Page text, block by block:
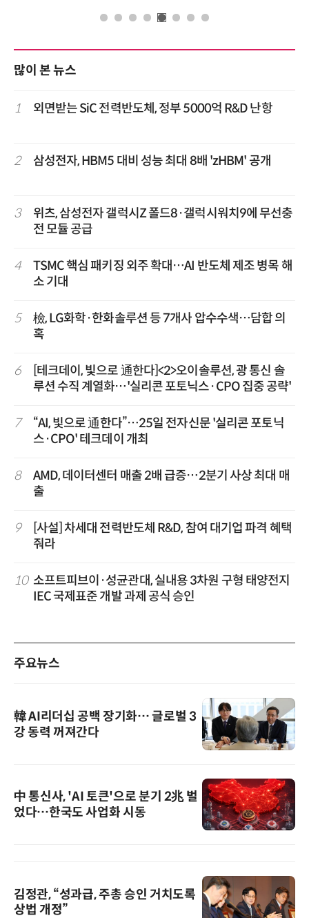
많이 본 뉴스
1 외면받는 SiC 전력반도체, 정부 5000억 R&D 난항
2 삼성전자, HBM5 대비 성능 최대 8배 'zHBM' 공개
3
위츠, 삼성전자 갤럭시Z 폴드8·갤럭시워치9에 무선충
전 모듈 공급
4
TSMC 핵심 패키징 외주 확대…AI 반도체 제조 병목 해
소 기대
5
檢, LG화학·한화솔루션 등 7개사 압수수색…담합 의
혹
6
[테크데이, 빛으로 通한다]<2>오이솔루션, 광 통신 솔
루션 수직 계열화…'실리콘 포토닉스·CPO 집중 공략'
7
“AI, 빛으로 通한다”…25일 전자신문 '실리콘 포토닉
스·CPO' 테크데이 개최
8
AMD, 데이터센터 매출 2배 급증…2분기 사상 최대 매
출
9
[사설] 차세대 전력반도체 R&D, 참여 대기업 파격 혜택
줘라
10 소프트피브이·성균관대, 실내용 3차원 구형 태양전지
IEC 국제표준 개발 과제 공식 승인
주요뉴스
韓 AI리더십 공백 장기화… 글로벌 3
강 동력 꺼져간다
中 통신사, 'AI 토큰'으로 분기 2兆 벌
었다…한국도 사업화 시동
김정관, “성과급, 주총 승인 거치도록
상법 개정”